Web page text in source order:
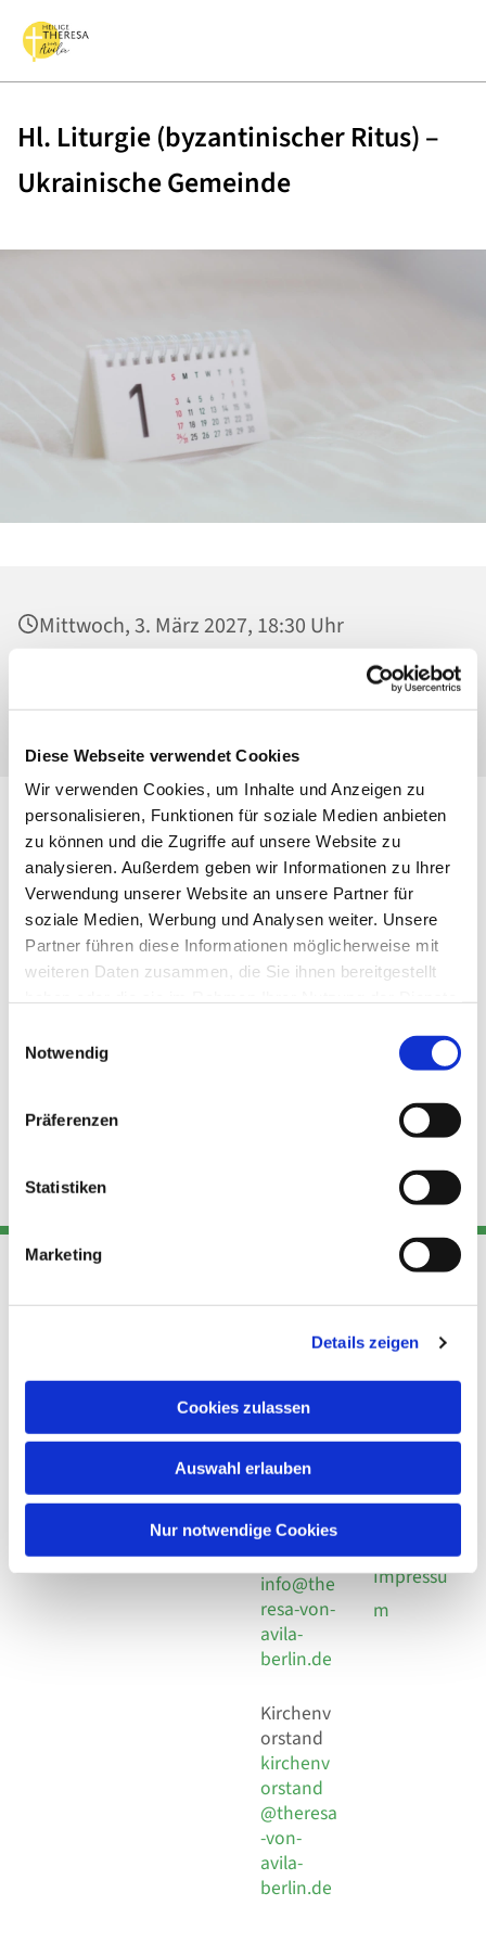
Diese Webseite verwendet Cookies
Wir verwenden Cookies, um Inhalte und Anzeigen zu
personalisieren, Funktionen für soziale Medien anbieten
zu können und die Zugriffe auf unsere Website zu
analysieren. Außerdem geben wir Informationen zu Ihrer
Verwendung unserer Website an unsere Partner für
soziale Medien, Werbung und Analysen weiter. Unsere
Partner führen diese Informationen möglicherweise mit
weiteren Daten zusammen, die Sie ihnen bereitgestellt
Notwendig
Präferenzen
Statistiken
Marketing
Details zeigen
Cookies zulassen
Auswahl erlauben
Nur notwendige Cookies
Hl. Liturgie (byzantinischer Ritus) –
Ukrainische Gemeinde
Mittwoch, 3. März 2027, 18:30 Uhr
Heilig Kreuz, Kirche, Malchower Weg 22-24,
13053 Berlin
Adresse
Kirchengemeinde Pfarrei
Hl. Theresa von Avila Berlin
Nordost
Leitender Pfarrer - Norbert
Pomplun
13086 Berlin
Kont
Telefon
+49 30
924 64 28
30 924 54
18
E-Mail
info@the
resa-von-
avila-
berlin.de
Kirchenv
orstand
kirchenv
orstand
@theresa
-von-
avila-
berlin.de
Links
Datensch
Datensch
Social
Impressu
m